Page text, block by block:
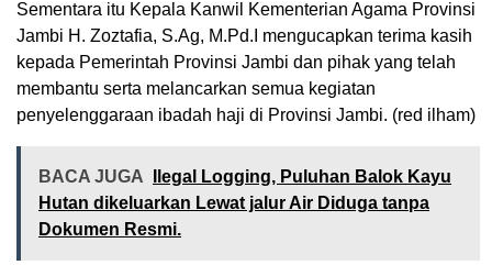
Sementara itu Kepala Kanwil Kementerian Agama Provinsi
Jambi H. Zoztafia, S.Ag, M.Pd.I mengucapkan terima kasih
kepada Pemerintah Provinsi Jambi dan pihak yang telah
membantu serta melancarkan semua kegiatan
penyelenggaraan ibadah haji di Provinsi Jambi. (red ilham)
BACA JUGA
Ilegal Logging, Puluhan Balok Kayu
Hutan dikeluarkan Lewat jalur Air Diduga tanpa
Dokumen Resmi.